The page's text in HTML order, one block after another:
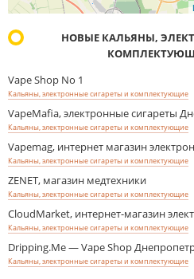
НОВЫЕ КАЛЬЯНЫ,
Vape Shop No 1
Кальяны, электронные сигареты и комплектующие
VapeMafia, электронные сигареты
Кальяны, электронные сигареты и комплектующие
Vapemag, интернет магазин
Кальяны, электронные сигареты и комплектующие
ZENET, магазин медтехники
Кальяны, электронные сигареты и комплектующие
CloudMarket, интернет-магазин
Кальяны, электронные сигареты и комплектующие
Dripping.Me — Vape Shop
Кальяны, электронные сигареты и комплектующие